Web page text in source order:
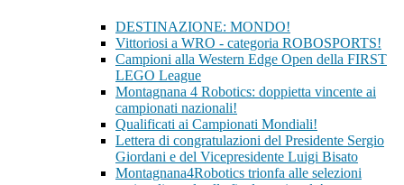
DESTINAZIONE: MONDO!
Vittoriosi a WRO - categoria ROBOSPORTS!
Campioni alla Western Edge Open della FIRST
LEGO League
Montagnana 4 Robotics: doppietta vincente ai
campionati nazionali!
Qualificati ai Campionati Mondiali!
Lettera di congratulazioni del Presidente Sergio
Giordani e del Vicepresidente Luigi Bisato
Montagnana4Robotics trionfa alle selezioni